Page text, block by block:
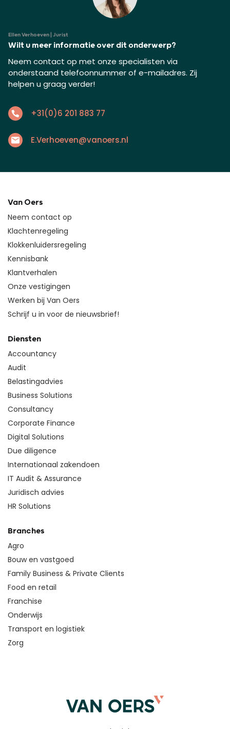
Ellen Verhoeven | Jurist
Wilt u meer informatie over dit onderwerp?
Neem contact op met onze specialisten via
onderstaand telefoonnummer of e-mailadres. Zij
helpen u graag verder!
+31(0)6 201 883 77
E.Verhoeven@vanoers.nl
Van Oers
Neem contact op
Klachtenregeling
Klokkenluidersregeling
Kennisbank
Klantverhalen
Onze vestigingen
Werken bij Van Oers
Schrijf u in voor de nieuwsbrief!
Diensten
Accountancy
Audit
Belastingadvies
Business Solutions
Consultancy
Corporate Finance
Digital Solutions
Due diligence
Internationaal zakendoen
IT Audit & Assurance
Juridisch advies
HR Solutions
Branches
Agro
Bouw en vastgoed
Family Business & Private Clients
Food en retail
Franchise
Onderwijs
Transport en logistiek
Zorg